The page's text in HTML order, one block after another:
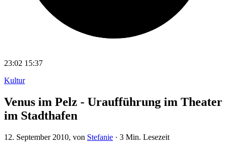
23:02 15:37
Kultur
Venus im Pelz - Uraufführung im Theater
im Stadthafen
12. September 2010, von Stefanie · 3 Min. Lesezeit